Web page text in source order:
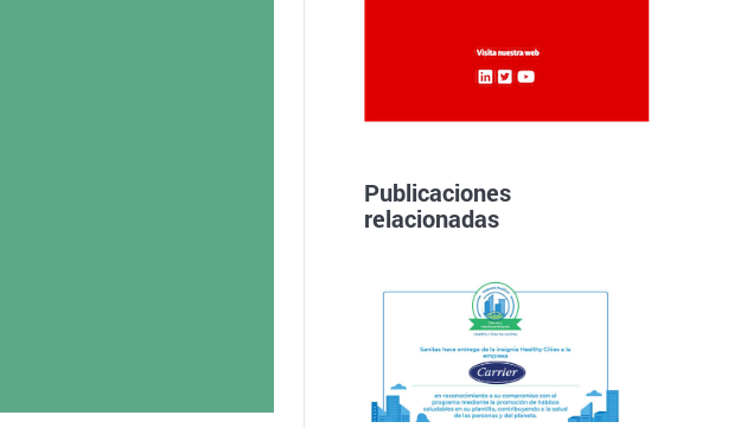
Publicaciones
relacionadas